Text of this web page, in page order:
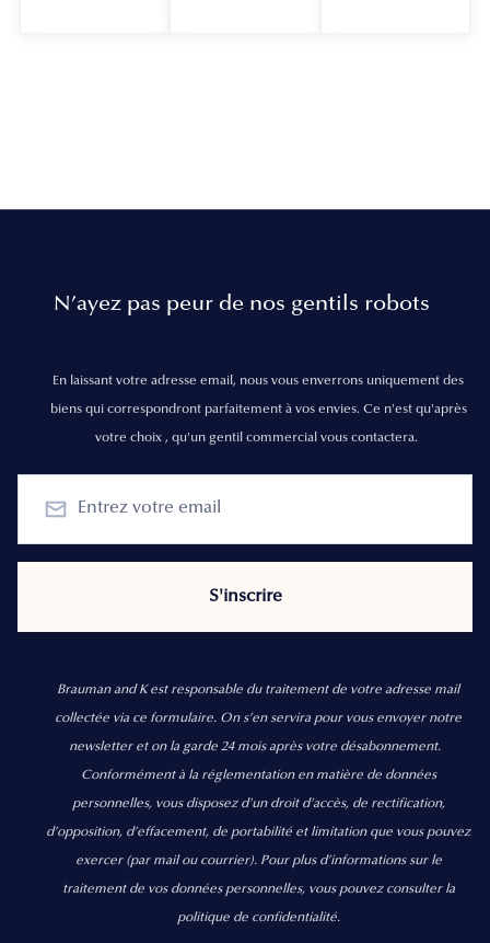
N’ayez pas peur de nos gentils robots
En laissant votre adresse email, nous vous enverrons uniquement des
biens qui correspondront parfaitement à vos envies. Ce n'est qu'après
votre choix , qu'un gentil commercial vous contactera.
Brauman and K est responsable du traitement de votre adresse mail
collectée via ce formulaire. On s’en servira pour vous envoyer notre
newsletter et on la garde 24 mois après votre désabonnement.
Conformément à la réglementation en matière de données
personnelles, vous disposez d'un droit d'accès, de rectification,
d’opposition, d’effacement, de portabilité et limitation que vous pouvez
exercer (par mail ou courrier). Pour plus d’informations sur le
traitement de vos données personnelles, vous pouvez consulter la
politique de confidentialité.